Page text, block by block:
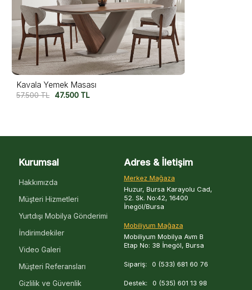
Almata Yemek Masası
67.500TL 55.000 TL
Kurumsal
Hakkımızda
Müşteri Hizmetleri
Yurtdışı Mobilya Gönderimi
İndirimdekiler
Video Galeri
Müşteri Referansları
Gizlilik ve Güvenlik
Adres & İletişim
Merkez Mağaza
Huzur, Bursa Karayolu Cad,
52. Sk. No:42, 16400
İnegöl/Bursa
Mobiliyum Mağaza
Mobiliyum Mobilya Avm B
Etap No: 38 İnegöl, Bursa
Sipariş: 0 (533) 681 60 76
Destek: 0 (535) 601 13 98